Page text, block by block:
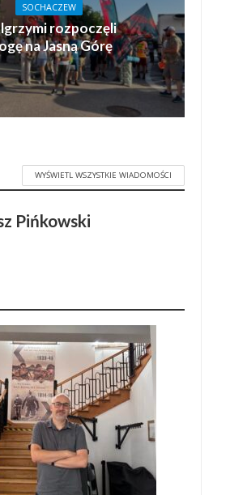
SOCHACZEW
rozpoczęli
na Jasną Górę
WYŚWIETL WSZYSTKIE WIADOMOŚCI
Pińkowski